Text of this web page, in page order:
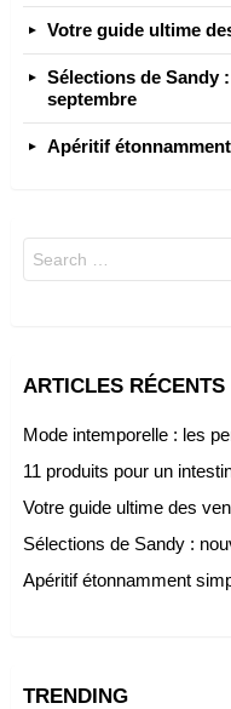
Votre guide ultime
Sélections de Sandy
septembre
Apéritif
for:
ARTICLES RÉCENTS
Mode intemporelle : les
11 produits pour un
Votre guide ultime des
Sélections de Sandy :
Apéritif étonnamment
TRENDING